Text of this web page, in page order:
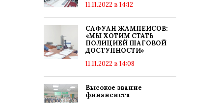
11.11.2022 в 14:12
САФУАН ЖАМПЕИСОВ:
«МЫ ХОТИМ СТАТЬ
ПОЛИЦИЕЙ ШАГОВОЙ
ДОСТУПНОСТИ»
11.11.2022 в 14:08
Высокое звание
финансиста